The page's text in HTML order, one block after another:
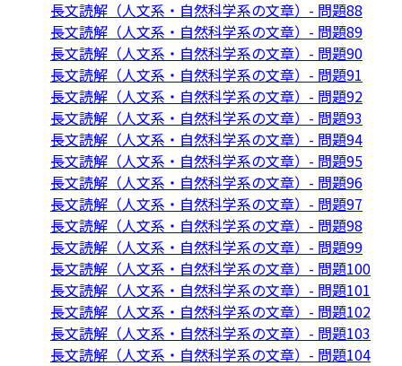
長文読解（人文系・自然科学系の文章）- 問題88
長文読解（人文系・自然科学系の文章）- 問題89
長文読解（人文系・自然科学系の文章）- 問題90
長文読解（人文系・自然科学系の文章）- 問題91
長文読解（人文系・自然科学系の文章）- 問題92
長文読解（人文系・自然科学系の文章）- 問題93
長文読解（人文系・自然科学系の文章）- 問題94
長文読解（人文系・自然科学系の文章）- 問題95
長文読解（人文系・自然科学系の文章）- 問題96
長文読解（人文系・自然科学系の文章）- 問題97
長文読解（人文系・自然科学系の文章）- 問題98
長文読解（人文系・自然科学系の文章）- 問題99
長文読解（人文系・自然科学系の文章）- 問題100
長文読解（人文系・自然科学系の文章）- 問題101
長文読解（人文系・自然科学系の文章）- 問題102
長文読解（人文系・自然科学系の文章）- 問題103
長文読解（人文系・自然科学系の文章）- 問題104